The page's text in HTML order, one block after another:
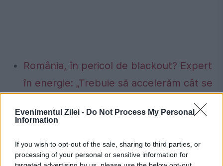
Evenimentul Zilei - Do Not Process My Personal
Information
If you wish to opt-out of the sale, sharing to third parties, or
processing of your personal or sensitive information for
România, în pericol de blackout? Expert
în energie: „Trebuie să accelerăm cât se
Cum verifici dacă ai datorii la Primărie?
restanțe la taxe și impozite